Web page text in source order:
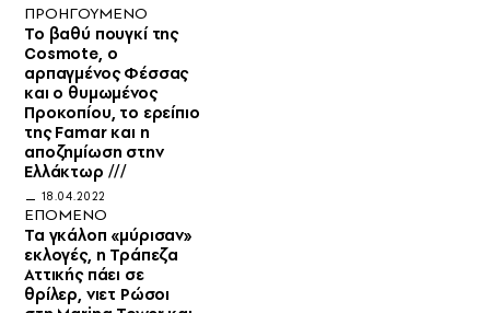
ΠΡΟΗΓΟΥΜΕΝΟ
Το βαθύ πουγκί της
Cosmote, ο
αρπαγμένος Φέσσας
και ο θυμωμένος
Προκοπίου, το ερείπιο
της Famar και η
αποζημίωση στην
Ελλάκτωρ ///
18.04.2022
ΕΠΟΜΕΝΟ
Τα γκάλοπ «μύρισαν»
εκλογές, η Τράπεζα
Αττικής πάει σε
θρίλερ, νιετ Ρώσοι